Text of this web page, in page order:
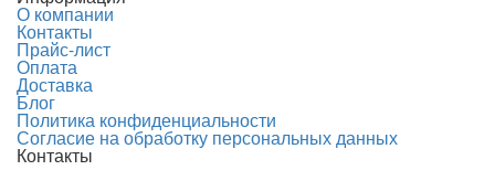
О компании
Контакты
Прайс-лист
Оплата
Доставка
Блог
Политика конфиденциальности
Согласие на обработку персональных данных
Контакты